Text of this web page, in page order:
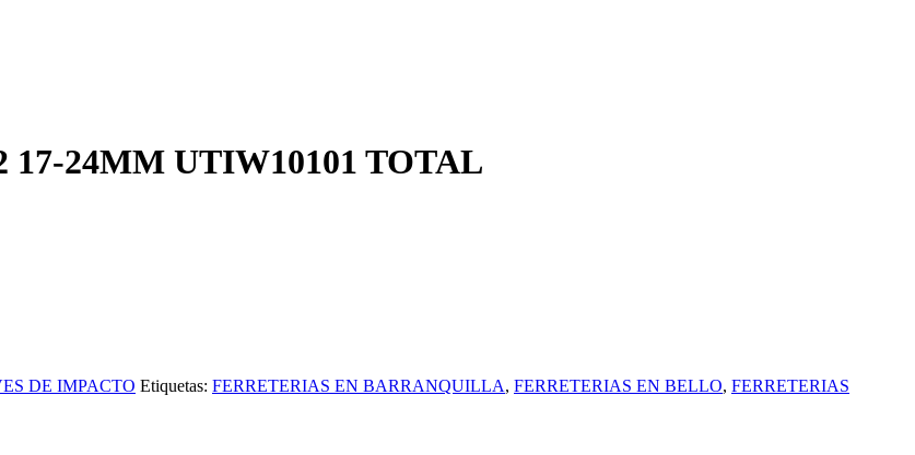
24MM UTIW10101 TOTAL
DE IMPACTO Etiquetas: FERRETERIAS EN BARRANQUILLA, FERRETERIAS EN BELLO, FERRETERIAS